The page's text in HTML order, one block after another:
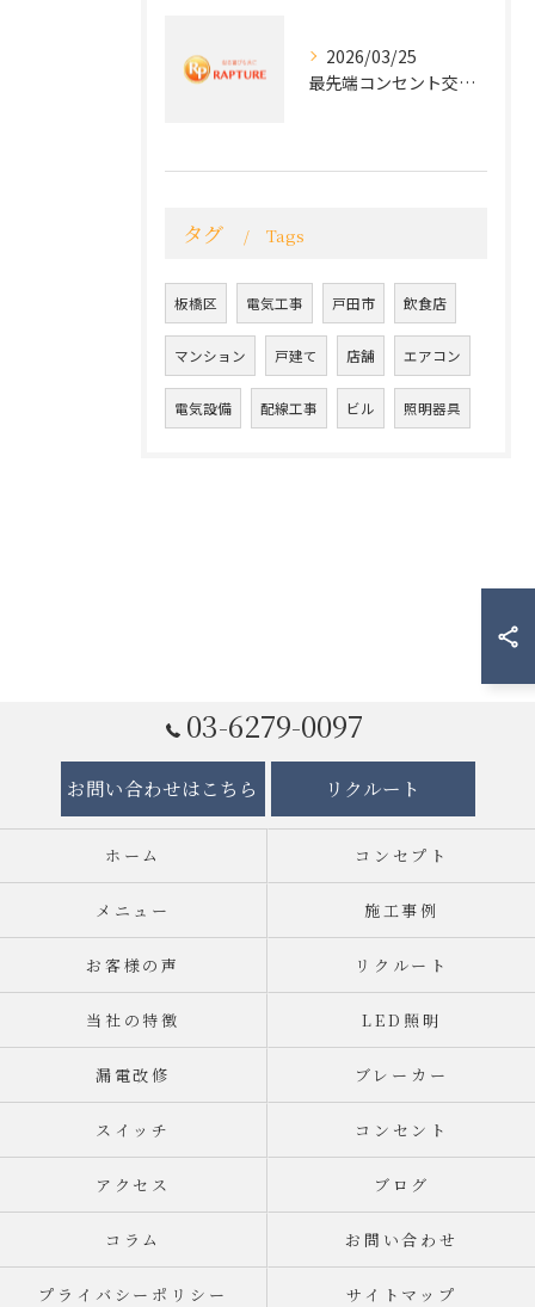
2026/03/25
最先端コンセント交換で実現する安全と快適な住環境
タグ Tags
板橋区 電気工事 戸田市 飲食店
マンション 戸建て 店舗 エアコン
電気設備 配線工事 ビル 照明器具
03-6279-0097
お問い合わせはこちら リクルート
ホーム コンセプト
メニュー 施工事例
お客様の声 リクルート
当社の特徴 LED照明
漏電改修 ブレーカー
スイッチ コンセント
アクセス ブログ
コラム お問い合わせ
プライバシーポリシー サイトマップ